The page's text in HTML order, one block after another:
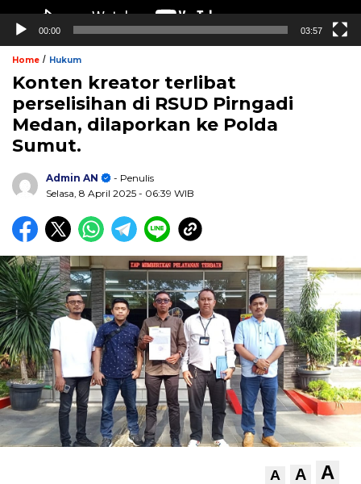
00:00 03:57
Home / Hukum
Konten kreator terlibat
perselisihan di RSUD Pirngadi
Medan, dilaporkan ke Polda
Sumut.
Admin AN
- Penulis
Selasa, 8 April 2025 - 06:39 WIB
A A A